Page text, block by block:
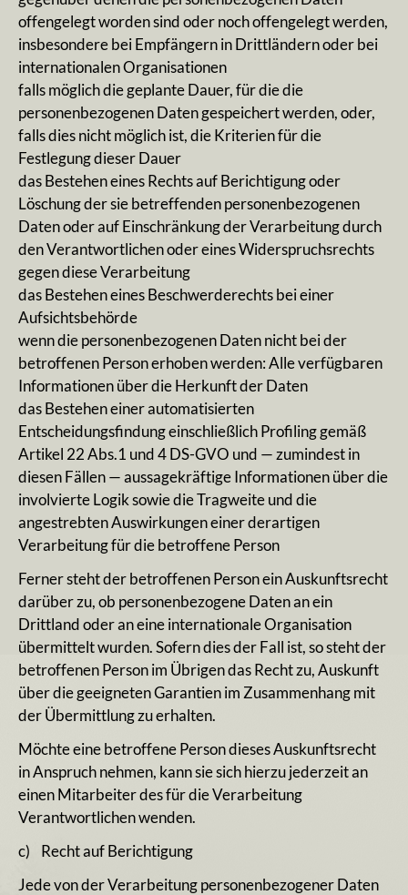
offengelegt worden sind oder noch offengelegt werden,
insbesondere bei Empfängern in Drittländern oder bei
internationalen Organisationen
falls möglich die geplante Dauer, für die die
personenbezogenen Daten gespeichert werden, oder,
falls dies nicht möglich ist, die Kriterien für die
Festlegung dieser Dauer
das Bestehen eines Rechts auf Berichtigung oder
Löschung der sie betreffenden personenbezogenen
Daten oder auf Einschränkung der Verarbeitung durch
den Verantwortlichen oder eines Widerspruchsrechts
gegen diese Verarbeitung
das Bestehen eines Beschwerderechts bei einer
Aufsichtsbehörde
wenn die personenbezogenen Daten nicht bei der
betroffenen Person erhoben werden: Alle verfügbaren
Informationen über die Herkunft der Daten
das Bestehen einer automatisierten
Entscheidungsfindung einschließlich Profiling gemäß
Artikel 22 Abs.1 und 4 DS-GVO und — zumindest in
diesen Fällen — aussagekräftige Informationen über die
involvierte Logik sowie die Tragweite und die
angestrebten Auswirkungen einer derartigen
Verarbeitung für die betroffene Person
Ferner steht der betroffenen Person ein Auskunftsrecht
darüber zu, ob personenbezogene Daten an ein
Drittland oder an eine internationale Organisation
übermittelt wurden. Sofern dies der Fall ist, so steht der
betroffenen Person im Übrigen das Recht zu, Auskunft
über die geeigneten Garantien im Zusammenhang mit
der Übermittlung zu erhalten.
Möchte eine betroffene Person dieses Auskunftsrecht
in Anspruch nehmen, kann sie sich hierzu jederzeit an
einen Mitarbeiter des für die Verarbeitung
Verantwortlichen wenden.
c) Recht auf Berichtigung
Jede von der Verarbeitung personenbezogener Daten